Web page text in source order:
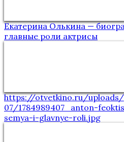
Екатерина Олькина —
главные роли актрисы
https://otvetkino.ru/
07/1784989407_anton-
semya-i-glavnye-roli.jpg